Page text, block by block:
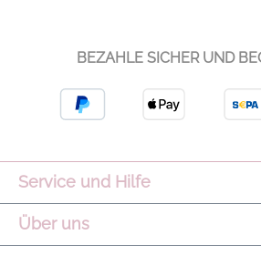
BEZAHLE SICHER UND
Service und Hilfe
Über uns